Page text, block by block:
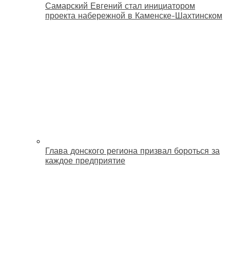
Самарский Евгений стал инициатором
проекта набережной в Каменске-Шахтинском
Глава донского региона призвал бороться за
каждое предприятие